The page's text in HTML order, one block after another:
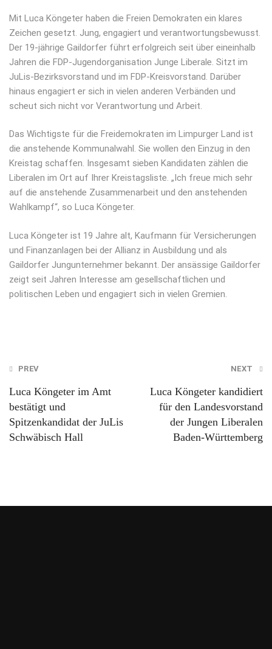
Mit Luca Köngeter haben die Freien Demokraten ein klares
Zeichen gesetzt. Jung, engagiert und verantwortungsbewusst.
Der 19-jährige Gaildorfer führt erfolgreich seit über eineinhalb
Jahren die FDP-Jugendorganisation Junge Liberale. Sitzt im
JuLis-Bezirksvorstand und im FDP-Kreisvorstand. Darüber
hinaus engagiert er sich in vielen anderen Verbänden und
scheut sich nicht vor Verantwortung und Arbeit.
Das Wichtigste für die Freidemokraten im Limpurger Land ist
die anstehende Kommunalwahl. Sie wollen den Einzug in den
Kreistag schaffen. Insgesamt sieben Kandidaten zählen die
Liberalen im Ort auf Ihrer Kreistagsliste. „Ich freue mich sehr
auf die anstehende Zusammenarbeit und den anstehenden
Wahlkampf“, so Luca Köngeter.
Luca Köngeter ist 19 Jahre alt, Kaufmann für Versicherungen
und Finanzanlagen bei der Allianz in Ausbildung und als
Gaildorfer Jungunternehmer bekannt. Der ansässige Gaildorfer
zeigt seit Jahren Interesse am gesellschaftlichen und
politischen Leben und engagiert sich in vielen Gremien.
Post
navigation
PREV
Luca Köngeter im Amt
bestätigt und
Spitzenkandidat der JuLis
Schwäbisch Hall
NEXT
Luca Köngeter kandidiert
für den Landesvorstand
der Jungen Liberalen
Baden-Württemberg